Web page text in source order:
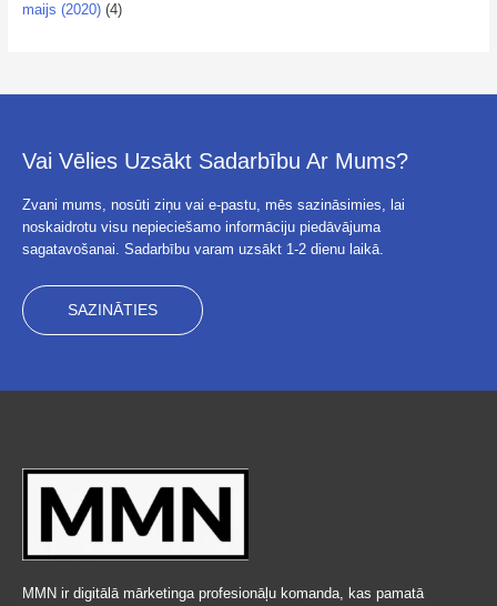
maijs (2020)(4)
Vai Vēlies Uzsākt Sadarbību Ar Mums?
Zvani mums, nosūti ziņu vai e-pastu, mēs sazināsimies, lai
noskaidrotu visu nepieciešamo informāciju piedāvājuma
sagatavošanai. Sadarbību varam uzsākt 1-2 dienu laikā.
SAZINĀTIES
MMN ir digitālā mārketinga profesionāļu komanda, kas pamatā